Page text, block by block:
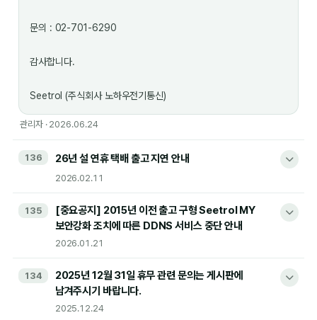
문의 : 02-701-6290
감사합니다.
Seetrol (주식회사 노하우전기통신)
관리자 · 2026.06.24
136 26년 설 연휴 택배 출고 지연 안내
2026.02.11
안녕하세요 Seetrol 입니다..
설 연휴로 인한 택배 물량이 증가 2월 13일 16시 주문 건 이후로
택배 출고가 불가합니다.
Seetrol MY 구매 고객분들은 이 점 참고하시어 양해
135
[중요공지] 2015년 이전 출고 구형 Seetrol MY
보안강화 조치에 따른 DDNS 서비스 중단 안내
2026.01.21
저희 Seetrol 제품을 믿고 이용해 주시는 고객 여러분께 깊은
감사의 말씀을 드립니다.
134
2025년 12월 31일 휴무 관련 문의는 게시판에
남겨주시기 바랍니다.
2025.12.24